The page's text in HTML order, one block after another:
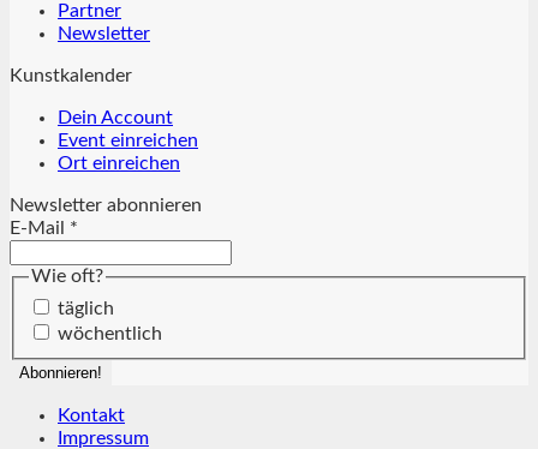
Partner
Newsletter
Kunstkalender
Dein Account
Event einreichen
Ort einreichen
Newsletter abonnieren
E-Mail *
Wie oft?
täglich
wöchentlich
Kontakt
Impressum